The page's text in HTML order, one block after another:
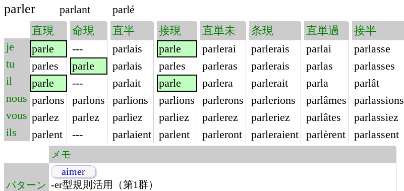
parler parlant parlé
je
tu
il
nous
vous
ils
直現
parle
parles
parle
parlons
parlez
parlent
命現
---
parle
---
parlons
parlez
---
直半
parlais
parlais
parlait
parlions
parliez
parlaient
接現
parle
parles
parle
parlions
parliez
parlent
直単未
parlerai
parleras
parlera
parlerons
parlerez
parleront
条現
parlerais
parlerais
parlerait
parlerions
parleriez
parleraient
直単過
parlai
parlas
parla
parlâmes
parlâtes
parlèrent
接半
parlasse
parlasses
parlât
parlassions
parlassiez
parlassent
メモ
パターン
aimer
-er型規則活用（第1群）